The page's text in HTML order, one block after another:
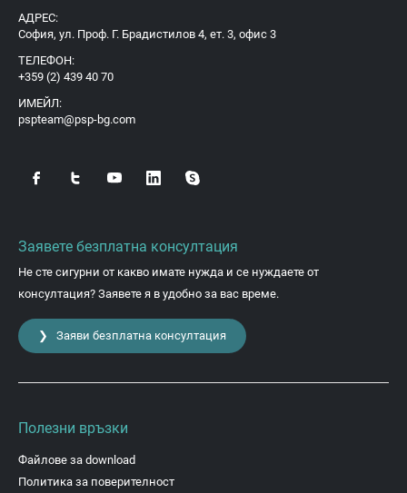
АДРЕС:
София, ул. Проф. Г. Брадистилов 4, ет. 3, офис 3
ТЕЛЕФОН:
+359 (2) 439 40 70
ИМЕЙЛ:
pspteam@psp-bg.com
Заявете безплатна консултация
Не сте сигурни от какво имате нужда и се нуждаете от
консултация? Заявете я в удобно за вас време.
❯ Заяви безплатна консултация
Полезни връзки
Файлове за download
Политика за поверителност